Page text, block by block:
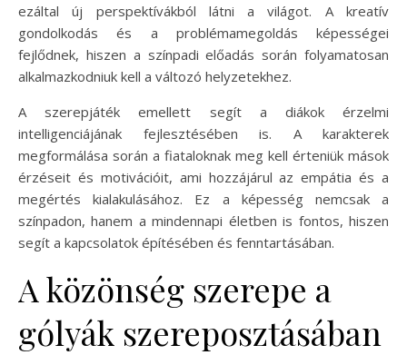
ezáltal új perspektívákból látni a világot. A kreatív
gondolkodás és a problémamegoldás képességei
fejlődnek, hiszen a színpadi előadás során folyamatosan
alkalmazkodniuk kell a változó helyzetekhez.
A szerepjáték emellett segít a diákok érzelmi
intelligenciájának fejlesztésében is. A karakterek
megformálása során a fiataloknak meg kell érteniük mások
érzéseit és motivációit, ami hozzájárul az empátia és a
megértés kialakulásához. Ez a képesség nemcsak a
színpadon, hanem a mindennapi életben is fontos, hiszen
segít a kapcsolatok építésében és fenntartásában.
A közönség szerepe a
gólyák szereposztásában